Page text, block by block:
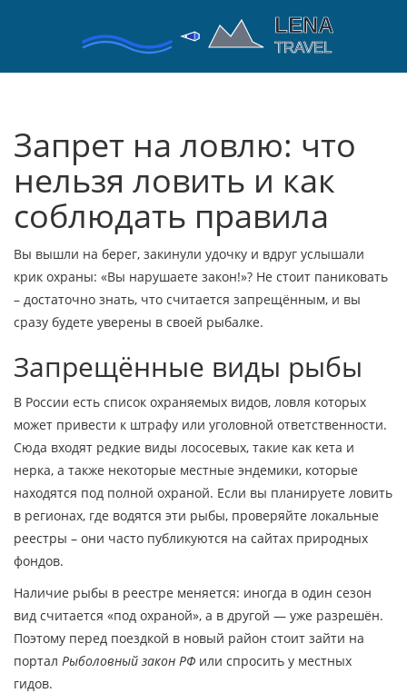
Запрет на ловлю: что
нельзя ловить и как
соблюдать правила
Вы вышли на берег, закинули удочку и вдруг услышали
крик охраны: «Вы нарушаете закон!»? Не стоит паниковать
– достаточно знать, что считается запрещённым, и вы
сразу будете уверены в своей рыбалке.
Запрещённые виды рыбы
В России есть список охраняемых видов, ловля которых
может привести к штрафу или уголовной ответственности.
Сюда входят редкие виды лососевых, такие как кета и
нерка, а также некоторые местные эндемики, которые
находятся под полной охраной. Если вы планируете ловить
в регионах, где водятся эти рыбы, проверяйте локальные
реестры – они часто публикуются на сайтах природных
фондов.
Наличие рыбы в реестре меняется: иногда в один сезон
вид считается «под охраной», а в другой — уже разрешён.
Поэтому перед поездкой в новый район стоит зайти на
портал Рыболовный закон РФ или спросить у местных
гидов.